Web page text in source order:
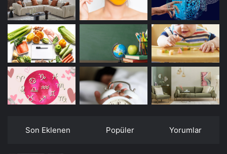
Son Eklenen Popüler Yorumlar